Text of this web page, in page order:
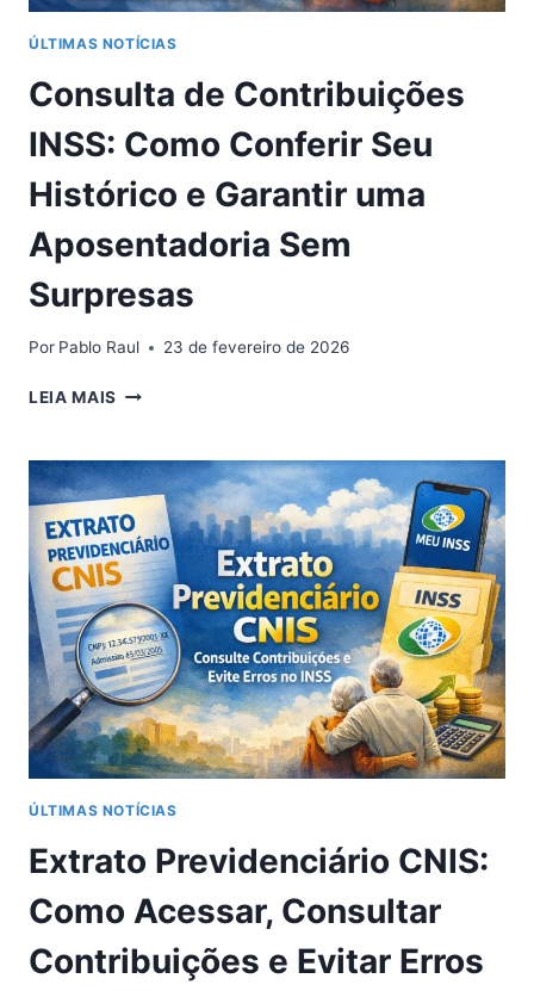
ÚLTIMAS NOTÍCIAS
Consulta de Contribuições
INSS: Como Conferir Seu
Histórico e Garantir uma
Aposentadoria Sem
Surpresas
Por Pablo Raul 23 de fevereiro de 2026
LEIA MAIS CONSULTA
INSS:
COMO
CONFERIR
SEU
HISTÓRICO
E
GARANTIR
UMA
APOSENTADORIA
SEM
SURPRESAS
ÚLTIMAS NOTÍCIAS
Extrato Previdenciário CNIS:
Como Acessar, Consultar
Contribuições e Evitar Erros